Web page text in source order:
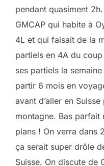
pendant quasiment
GMCAP qui habite à
4L et qui faisait de la
partiels en 4A du
ses partiels la
partir 6 mois en
avant d’aller en
montagne. Bas parfait
plans ! On verra dans
ça serait super drôle
Suisse. On discute de